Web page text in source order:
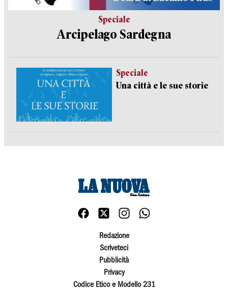
Speciale
Arcipelago Sardegna
Speciale
Una città e le sue storie
Redazione
Scriveteci
Pubblicità
Privacy
Codice Etico e Modello 231